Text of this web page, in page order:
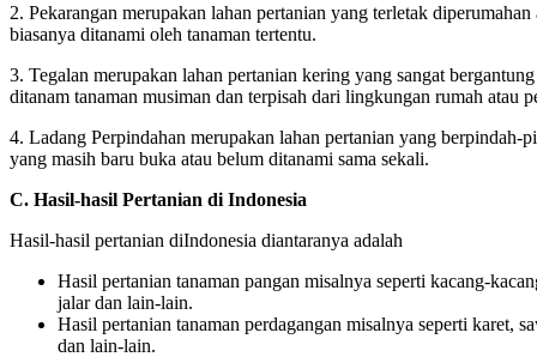
2. Pekarangan merupakan lahan pertanian yang terletak
biasanya ditanami oleh tanaman tertentu.
3. Tegalan merupakan lahan pertanian kering yang sangat
ditanam tanaman musiman dan terpisah dari lingkungan rumah atau
4. Ladang Perpindahan merupakan lahan pertanian yang berpindah-
yang masih baru buka atau belum ditanami sama sekali.
C. Hasil-hasil Pertanian di Indonesia
Hasil-hasil pertanian diIndonesia diantaranya adalah
Hasil pertanian tanaman pangan misalnya seperti kacang-
jalar dan lain-lain.
Hasil pertanian tanaman perdagangan misalnya seperti karet,
dan lain-lain.